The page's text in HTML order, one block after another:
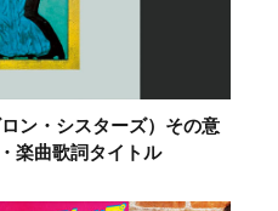
ン・シスターズ）その意
楽曲歌詞タイトル